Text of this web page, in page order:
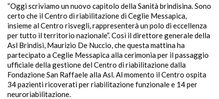
“Oggi scriviamo un nuovo capitolo della Sanità brindisina. Sono
certo che il Centro di riabilitazione di Ceglie Messapica,
insieme al Centro risvegli, rappresenterà un polo di eccellenza
per tutto il territorio nazionale”. Così il direttore generale della
Asl Brindisi, Maurizio De Nuccio, che questa mattina ha
partecipato a Ceglie Messapica alla cerimonia per il passaggio
ufficiale della gestione del Centro di riabilitazione dalla
Fondazione San Raffaele alla Asl. Al momento il Centro ospita
34 pazienti ricoverati per riabilitazione funzionale e 14 per
neuroriabilitazione.